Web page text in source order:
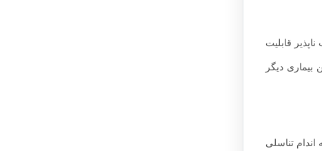
قابلیت
دیگر
تناسلی